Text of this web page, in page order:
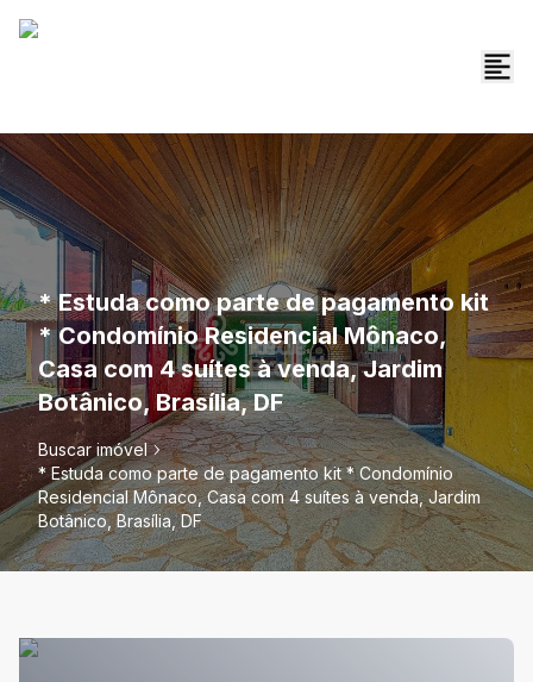
* Estuda como parte de pagamento kit
* Condomínio Residencial Mônaco,
Casa com 4 suítes à venda, Jardim
Botânico, Brasília, DF
Buscar imóvel
* Estuda como parte de pagamento kit * Condomínio
Residencial Mônaco, Casa com 4 suítes à venda, Jardim
Botânico, Brasília, DF